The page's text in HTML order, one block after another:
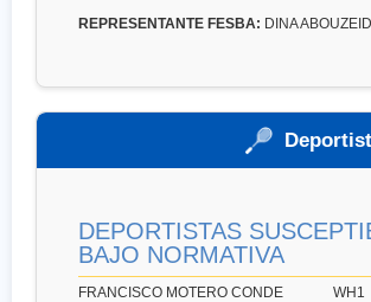
REPRESENTANTE FESBA: DINA
DEPORTISTAS
BAJO NORMATIVA
FRANCISCO MOTERO CONDE WH1